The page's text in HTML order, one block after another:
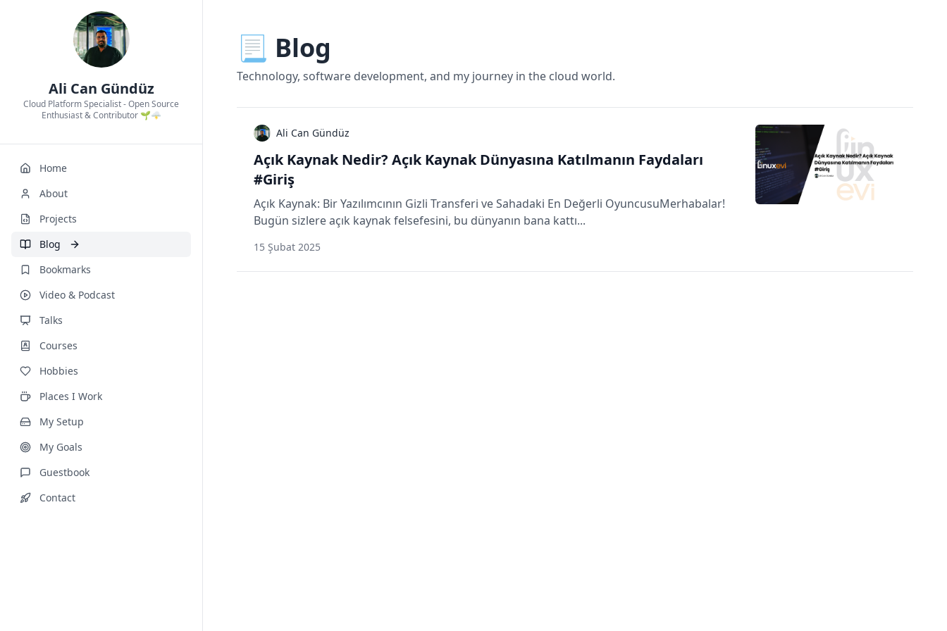
Ali Can Gündüz
Cloud Platform Specialist - Open Source
Enthusiast & Contributor 🌱🌩️
Home
About
Projects
Blog
Bookmarks
Video & Podcast
Talks
Courses
Hobbies
Places I Work
My Setup
My Goals
Guestbook
Contact
📃 Blog
Technology, software development, and my journey in the cloud world.
Ali Can Gündüz
Açık Kaynak Nedir? Açık Kaynak Dünyasına Katılmanın Faydaları
#Giriş
Açık Kaynak: Bir Yazılımcının Gizli Transferi ve Sahadaki En Değerli OyuncusuMerhabalar!
Bugün sizlere açık kaynak felsefesini, bu dünyanın bana kattı...
15 Şubat 2025